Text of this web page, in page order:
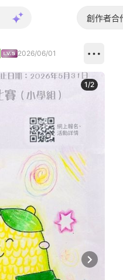
創作者合
2026/06/01
Next slide
1/2